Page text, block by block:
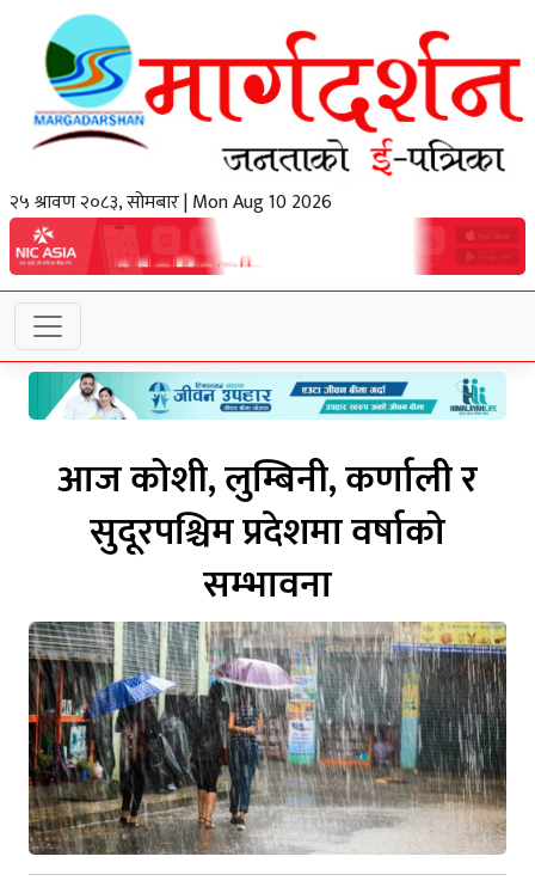
२५ श्रावण २०८३, सोमबार | Mon Aug 10 2026
आज कोशी, लुम्बिनी, कर्णाली र
सुदूरपश्चिम प्रदेशमा वर्षाको
सम्भावना